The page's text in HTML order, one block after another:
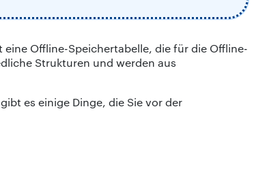
eine Offline-Speichertabelle, die für die Offline-
Strukturen und werden aus
es einige Dinge, die Sie vor der